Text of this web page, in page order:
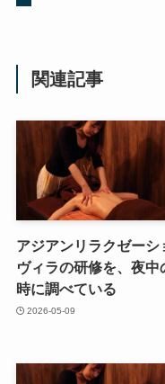
関連記事
アジアンリラクゼーシ
ヴィラの研修を、夜中
時に調べている
2026-05-09